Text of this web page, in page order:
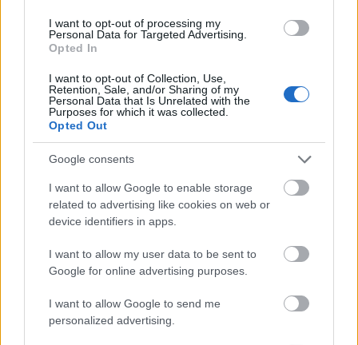
I want to opt-out of processing my
Personal Data for Targeted Advertising.
Opted In
I want to opt-out of Collection, Use,
Retention, Sale, and/or Sharing of my
Personal Data that Is Unrelated with the
Purposes for which it was collected.
Opted Out
Google consents
I want to allow Google to enable storage
related to advertising like cookies on web or
device identifiers in apps.
I want to allow my user data to be sent to
Google for online advertising purposes.
I want to allow Google to send me
personalized advertising.
A négy féléves kurzus intenzív gyakorlati munkára
épül. Az általános elméleti tárgyak, és a speciális
ismereteket oktató elméleti és gyakorlati kurzusok
mellett a leghangsúlyosabb tárgy a „Látványtervezés
gyakorlat”, aminek keretében a hallgatók a saját
foglalkozhatnak. A látványtervező szakos hallgatók
rendelkezésére áll egy technikailag jól felszerelt